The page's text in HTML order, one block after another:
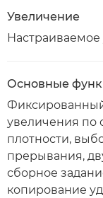
Увеличение
Настраиваемое
Основные
увеличения по
плотности,
прерывания,
сборное
копирование